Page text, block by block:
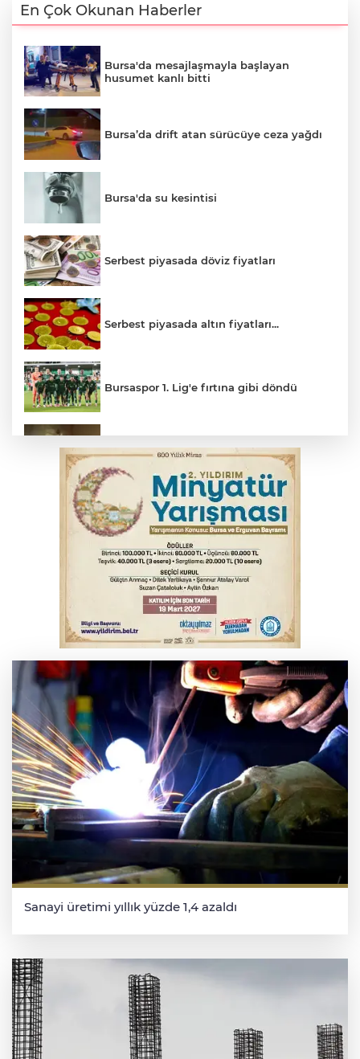
En Çok Okunan Haberler
Bursa'da mesajlaşmayla başlayan
husumet kanlı bitti
Bursa’da drift atan sürücüye ceza yağdı
Bursa'da su kesintisi
Serbest piyasada döviz fiyatları
Serbest piyasada altın fiyatları...
Bursaspor 1. Lig'e fırtına gibi döndü
Feci kaza yaşlı çifti hayattan kopardı
Gençlerbirliği, Fenerbahçe maçı
hazırlıklarına başladı
Salih Bademci ‘Sesler’le Bursa’da
Bursa’da rahvan atları şampiyonluk için
koştu
Sanayi üretimi yıllık yüzde 1,4 azaldı